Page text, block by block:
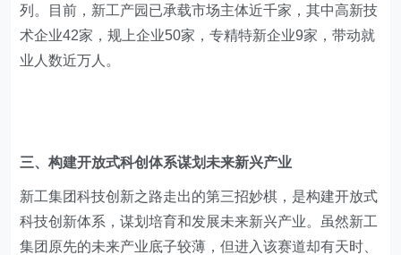
列。目前，新工产园已承载市场主体近千家，其中高新技
术企业42家，规上企业50家，专精特新企业9家，带动就
业人数近万人。
三、构建开放式科创体系谋划未来新兴产业
新工集团科技创新之路走出的第三招妙棋，是构建开放式
科技创新体系，谋划培育和发展未来新兴产业。虽然新工
集团原先的未来产业底子较薄，但进入该赛道却有天时、